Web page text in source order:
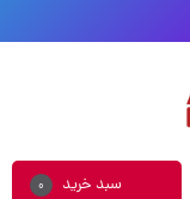
سبد خرید 0